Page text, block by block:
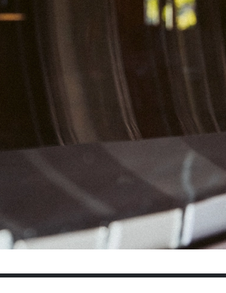
02
09
15 16
22
29 30